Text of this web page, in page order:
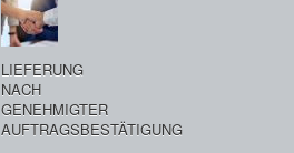
LIEFERUNG
NACH
GENEHMIGTER
AUFTRAGSBESTÄTIGUNG